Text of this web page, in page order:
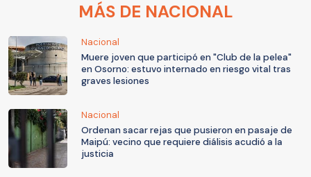
MÁS DE NACIONAL
Nacional
Muere joven que participó en "Club de la pelea"
en Osorno: estuvo internado en riesgo vital tras
graves lesiones
Nacional
Ordenan sacar rejas que pusieron en pasaje de
Maipú: vecino que requiere diálisis acudió a la
justicia